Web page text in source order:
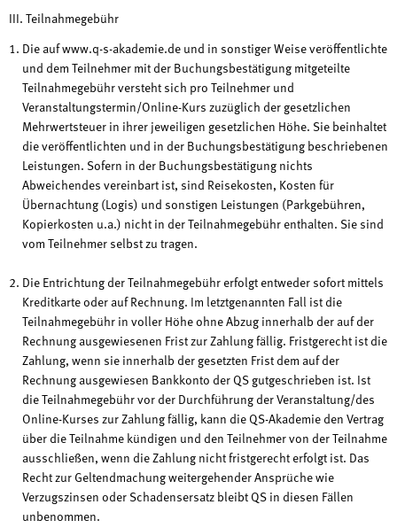
III. Teilnahmegebühr
Die auf www.q-s-akademie.de und in sonstiger Weise veröffentlichte
und dem Teilnehmer mit der Buchungsbestätigung mitgeteilte
Teilnahmegebühr versteht sich pro Teilnehmer und
Veranstaltungstermin/Online-Kurs zuzüglich der gesetzlichen
Mehrwertsteuer in ihrer jeweiligen gesetzlichen Höhe. Sie beinhaltet
die veröffentlichten und in der Buchungsbestätigung beschriebenen
Leistungen. Sofern in der Buchungsbestätigung nichts
Abweichendes vereinbart ist, sind Reisekosten, Kosten für
Übernachtung (Logis) und sonstigen Leistungen (Parkgebühren,
Kopierkosten u.a.) nicht in der Teilnahmegebühr enthalten. Sie sind
vom Teilnehmer selbst zu tragen.
Die Entrichtung der Teilnahmegebühr erfolgt entweder sofort mittels
Kreditkarte oder auf Rechnung. Im letztgenannten Fall ist die
Teilnahmegebühr in voller Höhe ohne Abzug innerhalb der auf der
Rechnung ausgewiesenen Frist zur Zahlung fällig. Fristgerecht ist die
Zahlung, wenn sie innerhalb der gesetzten Frist dem auf der
Rechnung ausgewiesen Bankkonto der QS gutgeschrieben ist. Ist
die Teilnahmegebühr vor der Durchführung der Veranstaltung/des
Online-Kurses zur Zahlung fällig, kann die QS-Akademie den Vertrag
über die Teilnahme kündigen und den Teilnehmer von der Teilnahme
ausschließen, wenn die Zahlung nicht fristgerecht erfolgt ist. Das
Recht zur Geltendmachung weitergehender Ansprüche wie
Verzugszinsen oder Schadensersatz bleibt QS in diesen Fällen
unbenommen.